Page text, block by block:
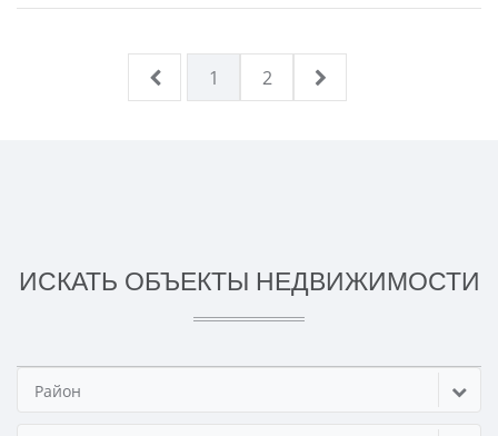
1 2
ИСКАТЬ ОБЪЕКТЫ НЕДВИЖИМОСТИ
Район